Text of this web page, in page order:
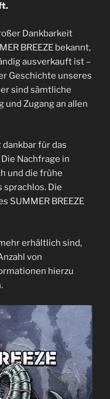
Dankbarkeit
BREEZE bekannt,
ausverkauft ist –
Geschichte unseres
sind sämtliche
Zugang an allen
für das
Nachfrage in
und die frühe
Die
SUMMER BREEZE
erhältlich sind,
von
hierzu